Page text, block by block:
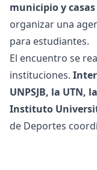
municipio y
organizar una
para estudiantes.
El encuentro se
instituciones.
UNPSJB, la UTN,
Instituto
de Deportes